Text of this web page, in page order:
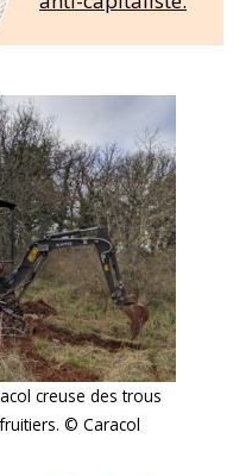
creuse des trous
© Caracol